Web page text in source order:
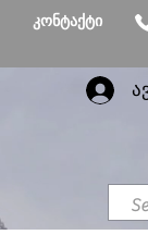
კონტაქტი